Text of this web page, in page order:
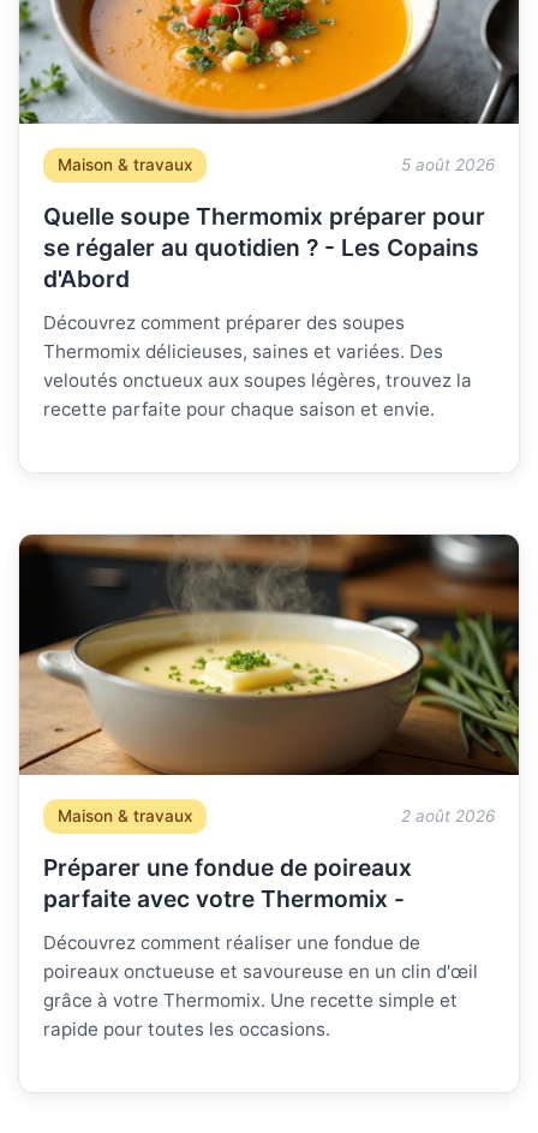
Maison & travaux 5 août 2026
Quelle soupe Thermomix préparer pour
se régaler au quotidien ? - Les Copains
d'Abord
Découvrez comment préparer des soupes
Thermomix délicieuses, saines et variées. Des
veloutés onctueux aux soupes légères, trouvez la
recette parfaite pour chaque saison et envie.
Maison & travaux 2 août 2026
Préparer une fondue de poireaux
parfaite avec votre Thermomix -
Découvrez comment réaliser une fondue de
poireaux onctueuse et savoureuse en un clin d'œil
grâce à votre Thermomix. Une recette simple et
rapide pour toutes les occasions.